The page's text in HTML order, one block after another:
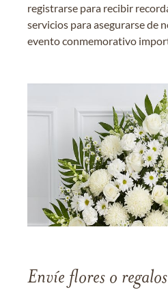
registrarse para recibir
servicios para asegurarse de
evento conmemorativo
Envíe flores o